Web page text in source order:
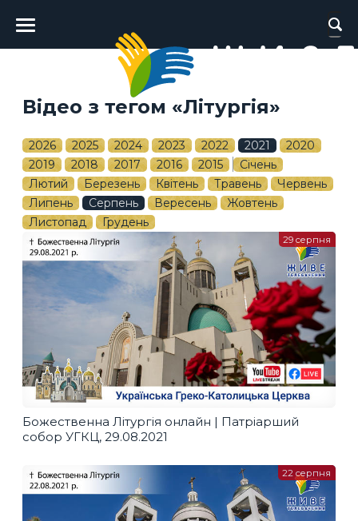
Головне
меню
Відео з тегом «Літургія»
2026 2025 2024 2023 2022 2021
2020
2019
2018 2017 2016 2015
Січень
Лютий
Березень Квітень Травень
Червень
Липень
Серпень Вересень
Жовтень
Листопад
Грудень
Божественна Літургія онлайн | Патріарший
собор УГКЦ, 29.08.2021
29 серпня
22 серпня